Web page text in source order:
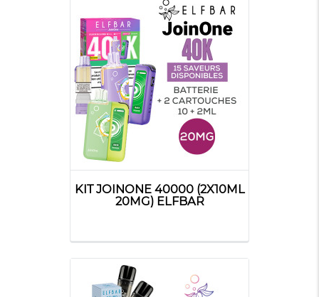
KIT JOINONE 40000 (2X10ML
20MG) ELFBAR